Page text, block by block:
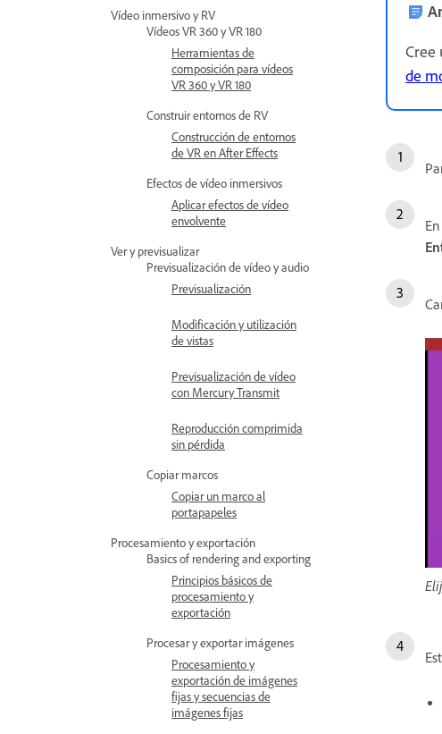
Vídeo inmersivo y RV
Vídeos VR 360 y VR 180
Herramientas de
composición para vídeos
VR 360 y VR 180
Construir entornos de RV
Construcción de entornos
de VR en After Effects
Efectos de vídeo inmersivos
Aplicar efectos de vídeo
envolvente
Ver y previsualizar
Previsualización de vídeo y audio
Previsualización
Modificación y utilización
de vistas
Previsualización de vídeo
con Mercury Transmit
Reproducción comprimida
sin pérdida
Copiar marcos
Copiar un marco al
portapapeles
Procesamiento y exportación
Basics of rendering and exporting
Principios básicos de
procesamiento y
exportación
Procesar y exportar imágenes
Procesamiento y
exportación de imágenes
fijas y secuencias de
imágenes fijas
Cree
de